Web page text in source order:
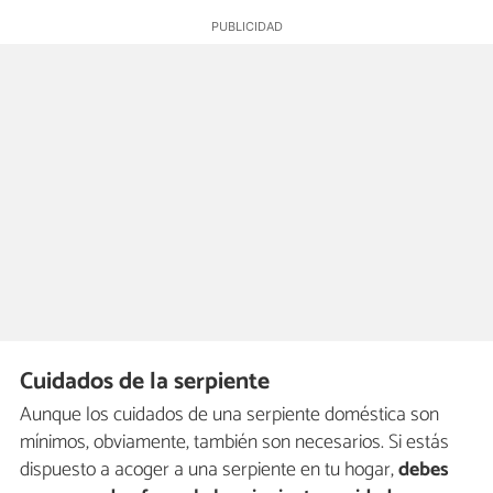
Cuidados de la serpiente
Aunque los cuidados de una serpiente doméstica son
mínimos, obviamente, también son necesarios. Si estás
dispuesto a acoger a una serpiente en tu hogar,debes